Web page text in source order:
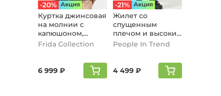
-20% Aкция
Куртка джинсовая
на молнии с
капюшоном,
темно-синий
Frida Collection
6 999 ₽
-21% Aкция
Жилет со
спущенным
плечом и высоким
воротом, хаки
People In Trend
4 499 ₽